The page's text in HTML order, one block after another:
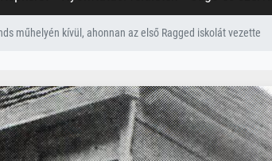
műhelyén kívül, ahonnan az első Ragged iskolát vezette